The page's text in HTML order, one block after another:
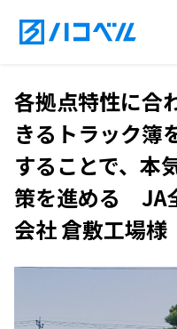
各拠点特性に合
きるトラック簿
することで、本
策を進める JA
会社 倉敷工場様